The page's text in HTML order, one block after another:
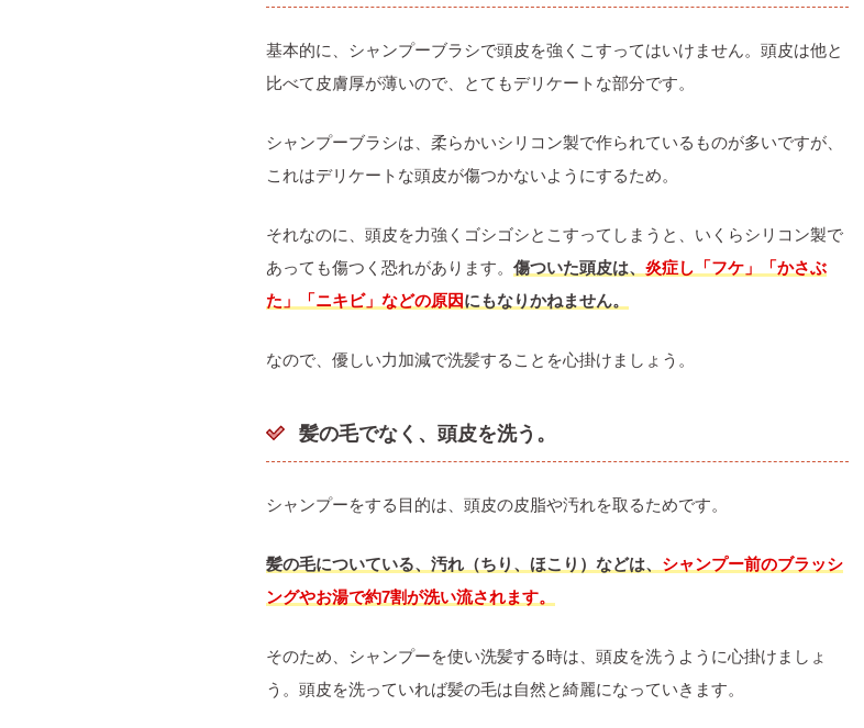
基本的に、シャンプーブラシで頭皮を強くこすってはいけません。頭皮は他と
比べて皮膚厚が薄いので、とてもデリケートな部分です。
シャンプーブラシは、柔らかいシリコン製で作られているものが多いですが、
これはデリケートな頭皮が傷つかないようにするため。
それなのに、頭皮を力強くゴシゴシとこすってしまうと、いくらシリコン製で
あっても傷つく恐れがあります。 傷ついた頭皮は、 炎症し「フケ」「かさぶ
た」「ニキビ」などの原因にもなりかねません。
なので、優しい力加減で洗髪することを心掛けましょう。
髪の毛でなく、頭皮を洗う。
シャンプーをする目的は、頭皮の皮脂や汚れを取るためです。
髪の毛についている、汚れ（ちり、ほこり）などは、 シャンプー前のブラッシ
ングやお湯で約7割が洗い流されます。
そのため、シャンプーを使い洗髪する時は、頭皮を洗うように心掛けましょ
う。頭皮を洗っていれば髪の毛は自然と綺麗になっていきます。